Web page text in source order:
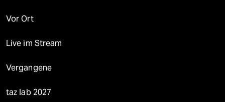
Vor Ort
Live im Stream
Vergangene
taz lab 2027